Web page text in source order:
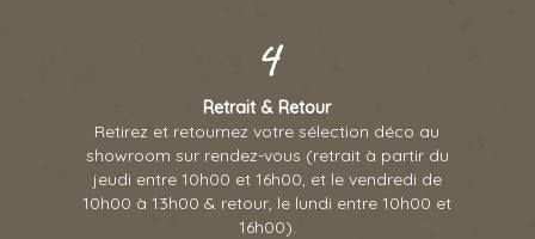
Retrait & Retour
Retirez et retournez votre sélection déco au
showroom sur rendez-vous (retrait à partir du
jeudi entre 10h00 et 16h00, et le vendredi de
10h00 à 13h00 & retour, le lundi entre 10h00 et
16h00).